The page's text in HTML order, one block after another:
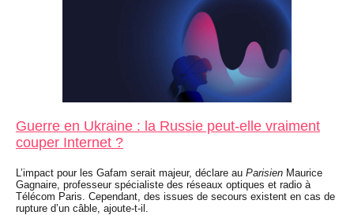
Guerre en Ukraine : la Russie peut-elle vraiment
couper Internet ?
L’impact pour les Gafam serait majeur, déclare au Parisien Maurice
Gagnaire, professeur spécialiste des réseaux optiques et radio à
Télécom Paris. Cependant, des issues de secours existent en cas de
rupture d’un câble, ajoute-t-il.